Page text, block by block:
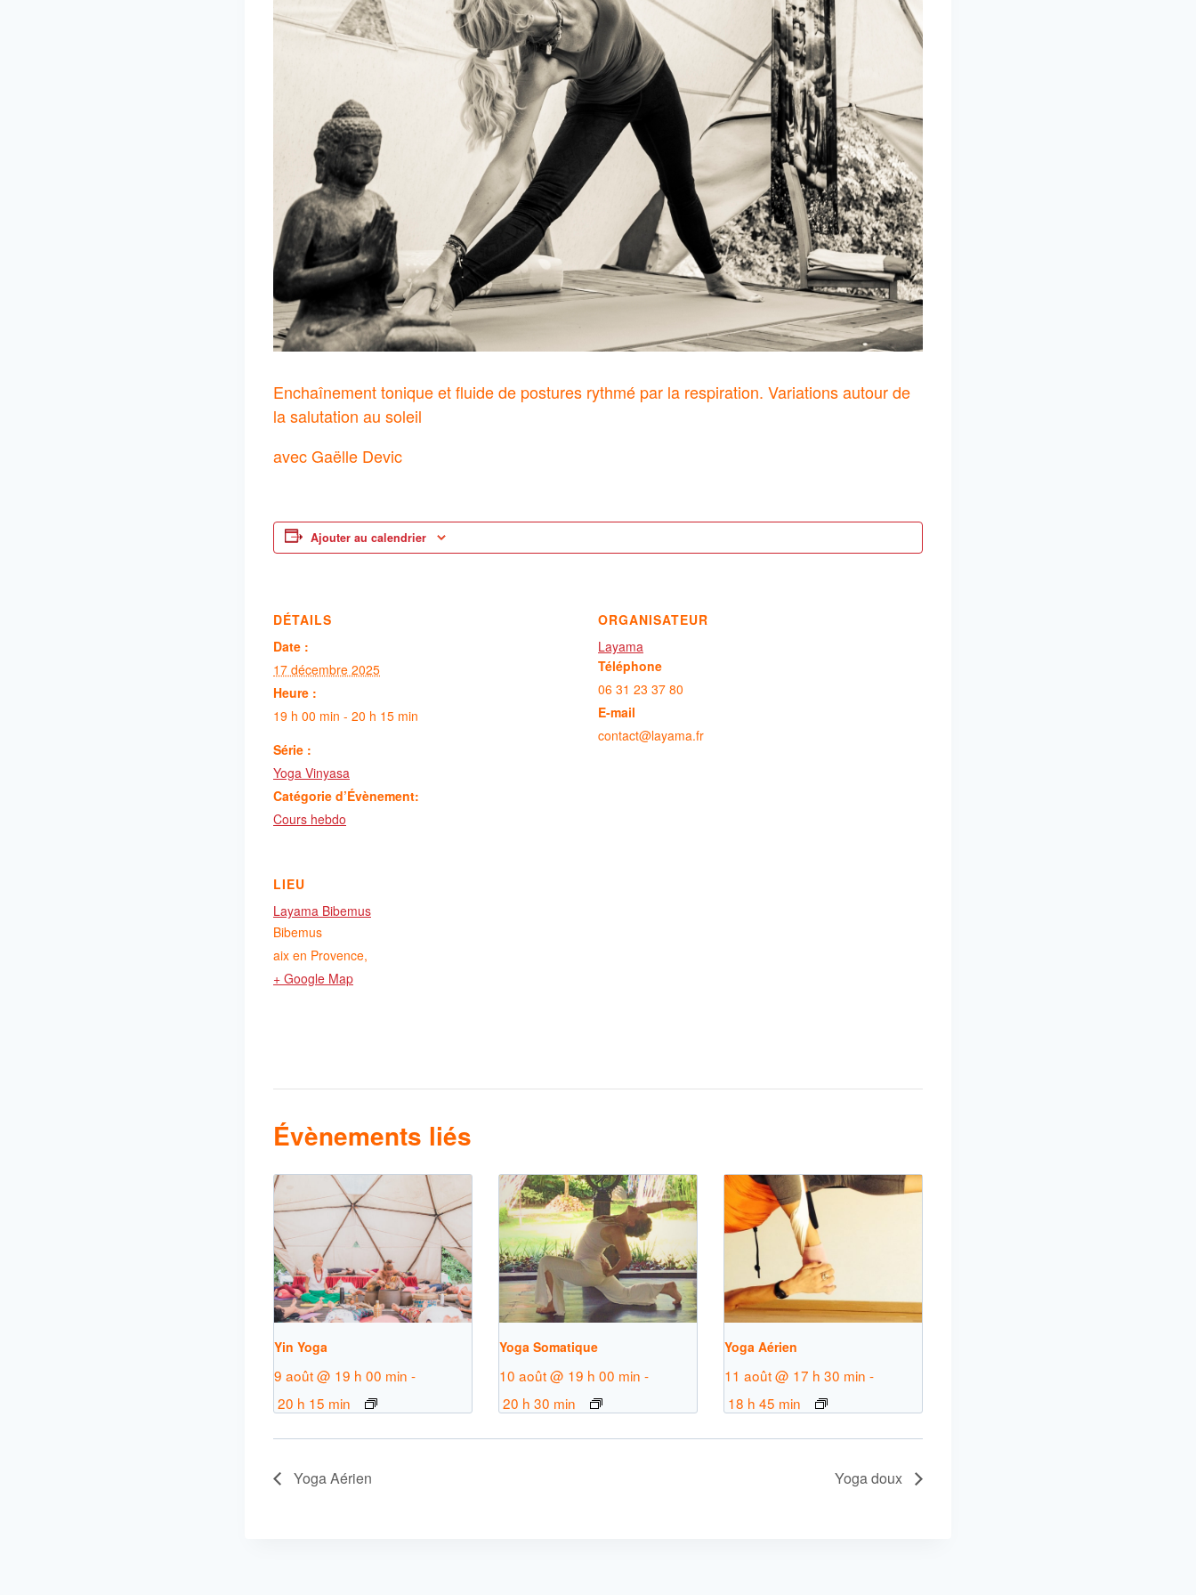
Enchaînement tonique et fluide de postures rythmé par la respiration. Variations autour de
la salutation au soleil
avec Gaëlle Devic
Ajouter au calendrier
DÉTAILS
Date :
17 décembre 2025
Heure :
19 h 00 min - 20 h 15 min
Série :
Yoga Vinyasa
Catégorie d’Évènement:
Cours hebdo
ORGANISATEUR
Layama
Téléphone
06 31 23 37 80
E-mail
contact@layama.fr
LIEU
Layama Bibemus
Bibemus
aix en Provence,
+ Google Map
Évènements liés
Yin Yoga
9 août @ 19 h 00 min -
20 h 15 min
Yoga Somatique
10 août @ 19 h 00 min -
20 h 30 min
Yoga Aérien
11 août @ 17 h 30 min -
18 h 45 min
Yoga Aérien Yoga doux